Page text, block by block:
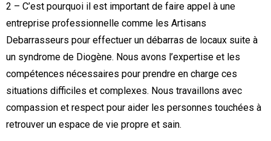
2 – C’est pourquoi il est important de faire appel à une
entreprise professionnelle comme les Artisans
Debarrasseurs pour effectuer un débarras de locaux suite à
un syndrome de Diogène. Nous avons l’expertise et les
compétences nécessaires pour prendre en charge ces
situations difficiles et complexes. Nous travaillons avec
compassion et respect pour aider les personnes touchées à
retrouver un espace de vie propre et sain.